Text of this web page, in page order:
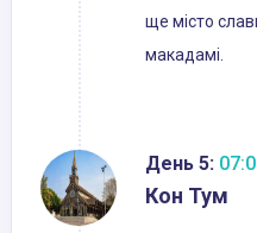
ще місто
макадамі.
День 5:
Кон Тум